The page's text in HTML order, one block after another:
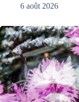
6 août 2026